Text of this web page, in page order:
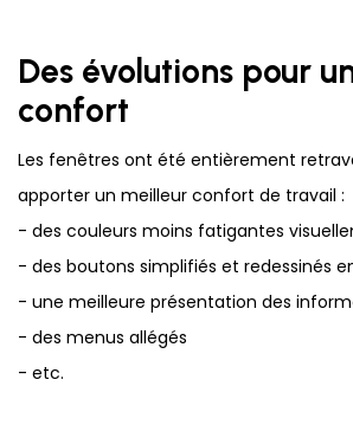
Des évolutions pour
confort
Les fenêtres ont été entièrement
apporter un meilleur confort de travail :
- des couleurs moins fatigantes
- des boutons simplifiés et redessinés
- une meilleure présentation des
- des menus allégés
- etc.